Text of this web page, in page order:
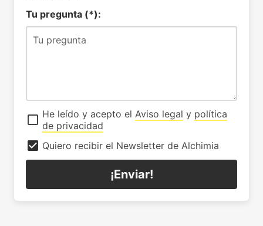
Tu pregunta (*):
He leído y acepto el Aviso legal y política
de privacidad
Quiero recibir el Newsletter de Alchimia
¡Enviar!